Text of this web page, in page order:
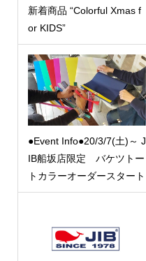
新着商品 “Colorful Xmas f
or KIDS”
●Event Info●20/3/7(土)～ J
IB船坂店限定 バケツトー
トカラーオーダースタート